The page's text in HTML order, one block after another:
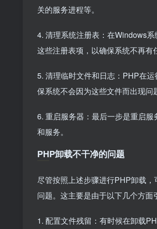
关的服务进程等。
4. 清理系统注册表：在Windows
这些注册表项，以确保系统不再有
5. 清理临时文件和日志：PHP在
保系统不会因为这些文件而出现问
6. 重启服务器：最后一步是重启
和服务。
PHP卸载不干净的问题
尽管按照上述步骤进行PHP卸载
问题。这主要是由于以下几个方面
1. 配置文件残留：有时候在卸载